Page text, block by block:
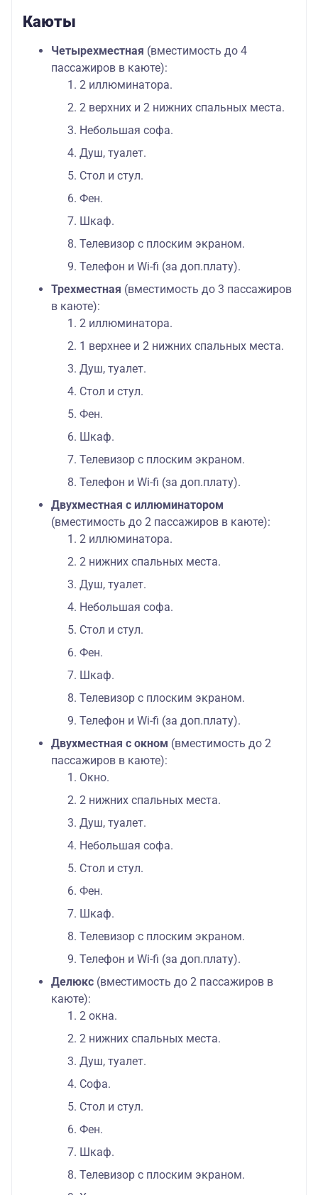
Каюты
Четырехместная (вместимость до 4
пассажиров в каюте):
2 иллюминатора.
2 верхних и 2 нижних спальных места.
Небольшая софа.
Душ, туалет.
Стол и стул.
Фен.
Шкаф.
Телевизор с плоским экраном.
Телефон и Wi-fi (за доп.плату).
Трехместная (вместимость до 3 пассажиров
в каюте):
2 иллюминатора.
1 верхнее и 2 нижних спальных места.
Душ, туалет.
Стол и стул.
Фен.
Шкаф.
Телевизор с плоским экраном.
Телефон и Wi-fi (за доп.плату).
Двухместная с иллюминатором
(вместимость до 2 пассажиров в каюте):
2 иллюминатора.
2 нижних спальных места.
Душ, туалет.
Небольшая софа.
Стол и стул.
Фен.
Шкаф.
Телевизор с плоским экраном.
Телефон и Wi-fi (за доп.плату).
Двухместная с окном (вместимость до 2
пассажиров в каюте):
Окно.
2 нижних спальных места.
Душ, туалет.
Небольшая софа.
Стол и стул.
Фен.
Шкаф.
Телевизор с плоским экраном.
Телефон и Wi-fi (за доп.плату).
Делюкс (вместимость до 2 пассажиров в
каюте):
2 окна.
2 нижних спальных места.
Душ, туалет.
Софа.
Стол и стул.
Фен.
Шкаф.
Телевизор с плоским экраном.